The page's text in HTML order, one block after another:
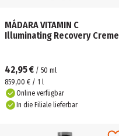
MÁDARA VITAMIN C
Illuminating Recovery Creme
42,95 € / 50 ml
859,00 € / 1 l
Online verfügbar
In die Filiale lieferbar